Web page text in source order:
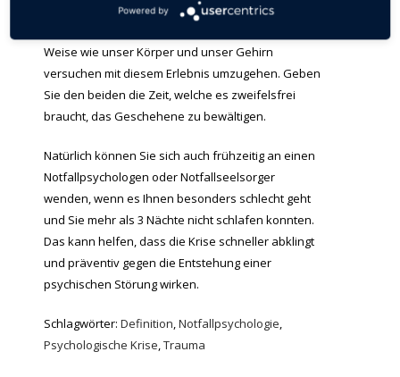
einige Symptome nach einem belastenden
Weise wie unser Körper und unser Gehirn
versuchen mit diesem Erlebnis umzugehen. Geben
Sie den beiden die Zeit, welche es zweifelsfrei
braucht, das Geschehene zu bewältigen.
Natürlich können Sie sich auch frühzeitig an einen
Notfallpsychologen oder Notfallseelsorger
wenden, wenn es Ihnen besonders schlecht geht
und Sie mehr als 3 Nächte nicht schlafen konnten.
Das kann helfen, dass die Krise schneller abklingt
und präventiv gegen die Entstehung einer
psychischen Störung wirken.
Schlagwörter: Definition,Notfallpsychologie,
Psychologische Krise,Trauma
Powered by